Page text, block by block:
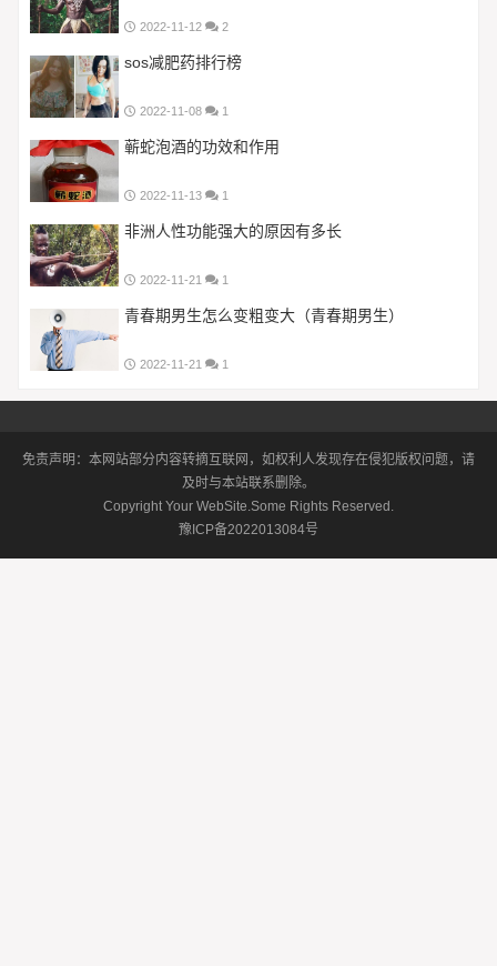
2022-11-12 2
sos减肥药排行榜
2022-11-08 1
蕲蛇泡酒的功效和作用
2022-11-13 1
非洲人性功能强大的原因有多长
2022-11-21 1
青春期男生怎么变粗变大（青春期男生）
2022-11-21 1
免责声明：本网站部分内容转摘互联网，如权利人发现存在侵犯版权问题，请
及时与本站联系删除。
Copyright Your WebSite.Some Rights Reserved.
豫ICP备2022013084号